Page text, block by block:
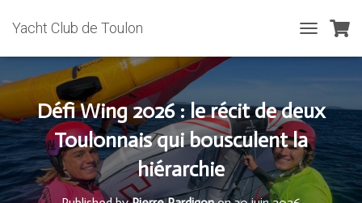
Yacht Club de Toulon
O
E
N
A
V
Défi Wing 2026 : le récit de deux
Toulonnais qui bousculent la
hiérarchie